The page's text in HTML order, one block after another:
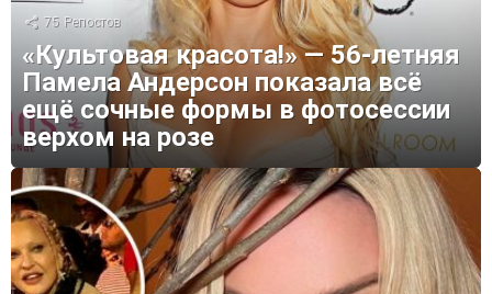
75 Репостов
«Культовая красота!» — 56-летняя
Памела Андерсон показала всё
ещё сочные формы в фотосессии
верхом на розе